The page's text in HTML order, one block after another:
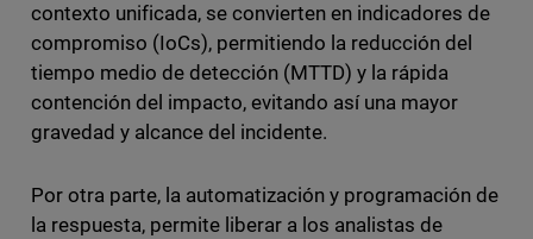
contexto unificada, se convierten en indicadores de
compromiso (IoCs), permitiendo la reducción del
tiempo medio de detección (MTTD) y la rápida
contención del impacto, evitando así una mayor
gravedad y alcance del incidente.
Por otra parte, la automatización y programación de
la respuesta, permite liberar a los analistas de